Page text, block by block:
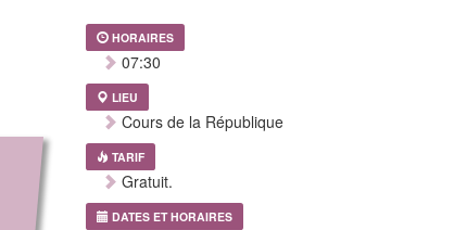
HORAIRES
07:30
LIEU
Cours de la République
TARIF
Gratuit.
DATES ET HORAIRES